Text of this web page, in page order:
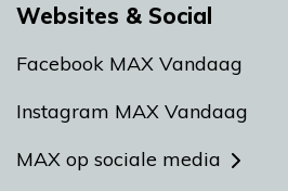
Websites & Social
Facebook MAX Vandaag
Instagram MAX Vandaag
MAX op sociale media